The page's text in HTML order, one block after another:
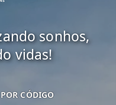
sonhos,
vidas!
POR CÓDIGO